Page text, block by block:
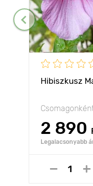
Hibiszkusz
2 890
Legalacsonyabb